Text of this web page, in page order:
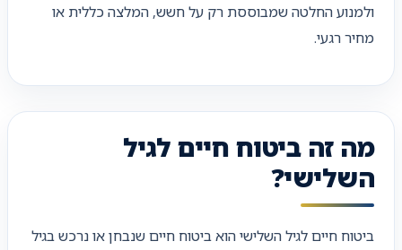
ולמנוע החלטה שמבוססת רק על חשש, המלצה כללית או
מחיר רגעי.
מה זה ביטוח חיים לגיל
השלישי?
ביטוח חיים לגיל השלישי הוא ביטוח חיים שנבחן או נרכש בגיל